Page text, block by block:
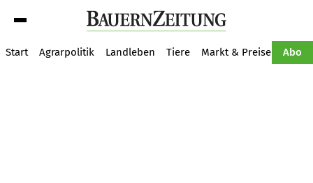
Start Agrarpolitik Landleben Tiere Markt & Preise Abo